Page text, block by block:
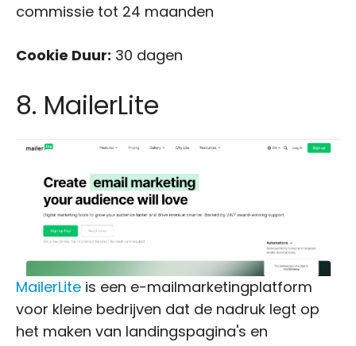
commissie tot 24 maanden
Cookie Duur: 30 dagen
8. MailerLite
MailerLite is een e-mailmarketingplatform
voor kleine bedrijven dat de nadruk legt op
het maken van landingspagina's en